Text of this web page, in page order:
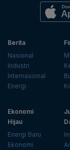
Berita
Nasional
Industri
Internasional
Energi
Ekonomi
Hijau
Energi Baru
Ekonomi